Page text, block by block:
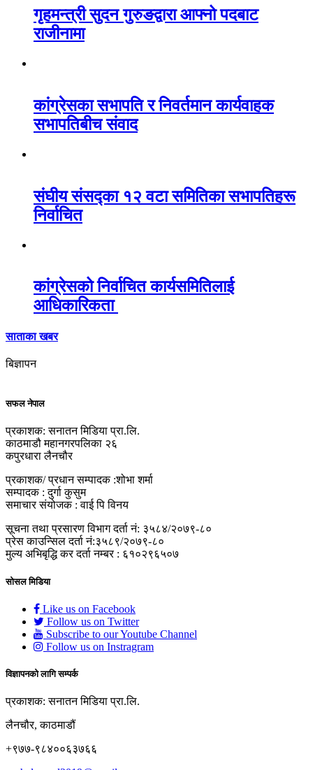
गृहमन्त्री सुदन गुरुङद्वारा आफ्नो पदबाट
राजीनामा
कांग्रेसका सभापति र निवर्तमान कार्यवाहक
सभापतिबीच संवाद
संघीय संसद्का १२ वटा समितिका सभापतिहरू
निर्वाचित
कांग्रेसको निर्वाचित कार्यसमितिलाई
आधिकारिकता
साताका खबर
बिज्ञापन
सफल नेपाल
प्रकाशक: सनातन मिडिया प्रा.लि.
काठमाडौ महानगरपलिका २६
कपुरधारा लैनचौर
प्रकाशक/ प्रधान सम्पादक :शोभा शर्मा
सम्पादक : दुर्गा कुसुम
समाचार संयोजक : वाई पि विनय
सूचना तथा प्रसारण विभाग दर्ता नं: ३५८४/२०७९-८०
प्रेस काउन्सिल दर्ता नं:३५८९/२०७९-८०
मुल्य अभिबृद्धि कर दर्ता नम्बर : ६१०२९६५०७
सोसल मिडिया
Like us on Facebook
Follow us on Twitter
Subscribe to our Youtube Channel
Follow us on Instragram
विज्ञापनको लागि सम्पर्क
प्रकाशक: सनातन मिडिया प्रा.लि.
लैनचौर, काठमाडौं
+९७७-९८४००६३७६६